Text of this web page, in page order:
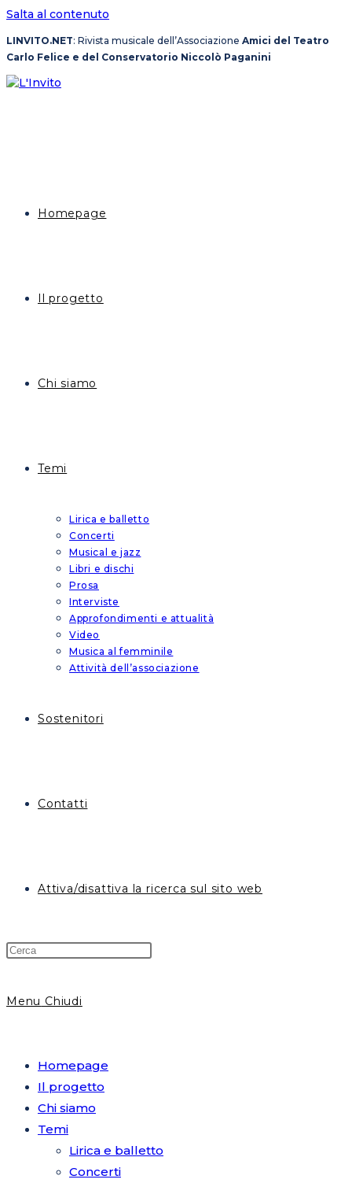
Salta al contenuto
LINVITO.NET: Rivista musicale dell’Associazione Amici del Teatro
Carlo Felice e del Conservatorio Niccolò Paganini
Homepage
Il progetto
Chi siamo
Temi
Lirica e balletto
Concerti
Musical e jazz
Libri e dischi
Prosa
Interviste
Approfondimenti e attualità
Video
Musica al femminile
Attività dell’associazione
Sostenitori
Contatti
Attiva/disattiva la ricerca sul sito web
Menu Chiudi
Homepage
Il progetto
Chi siamo
Temi
Lirica e balletto
Concerti